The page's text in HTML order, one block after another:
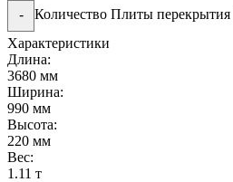
-
Количество Плиты
Характеристики
Длина:
3680 мм
Ширина:
990 мм
Высота:
220 мм
Вес:
1.11 т